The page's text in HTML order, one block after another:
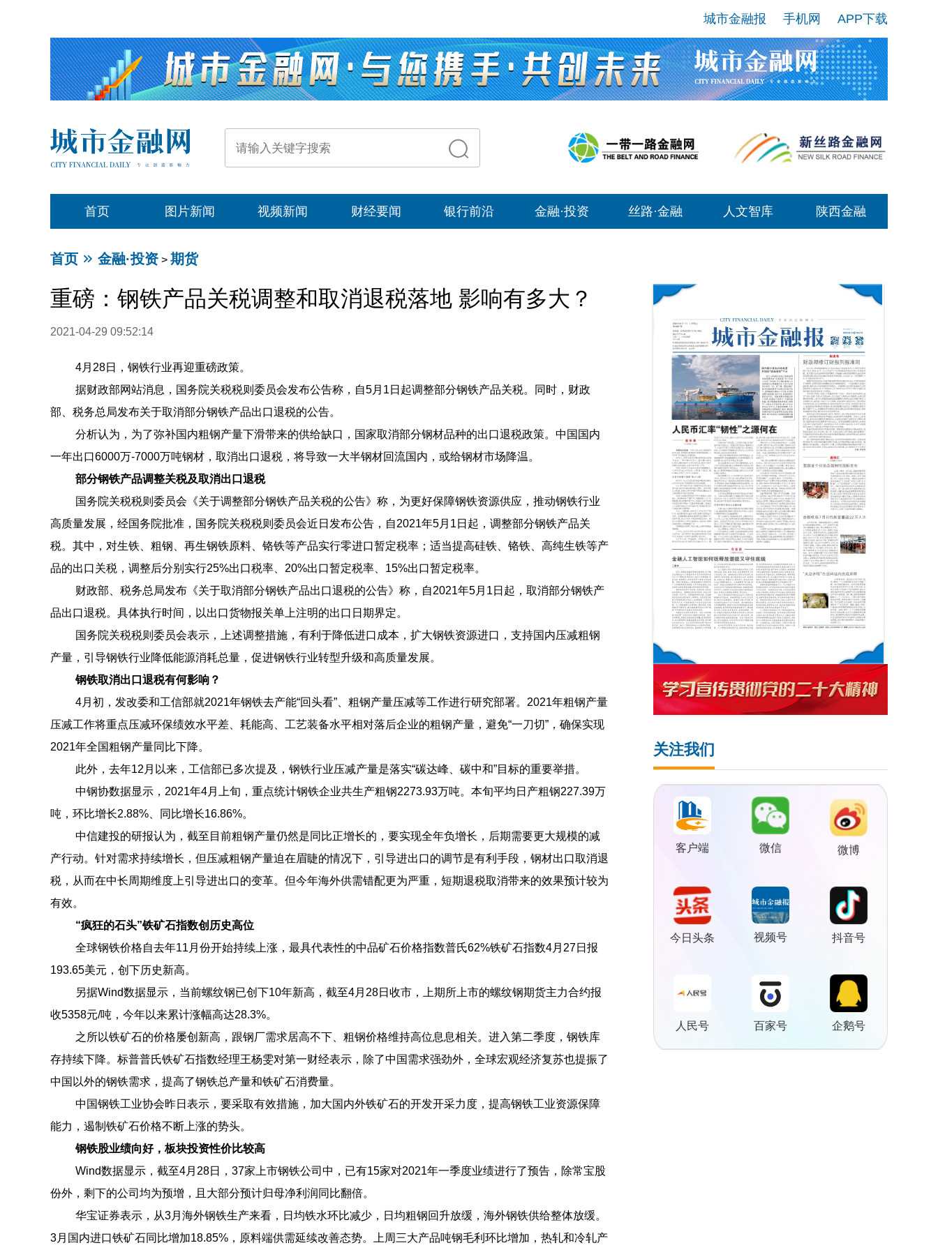
城市金融报 手机网 APP下载
首页 图片新闻 视频新闻 财经要闻 银行前沿 金融·投资 丝路·金融 人文智库 陕西金融
首页 金融·投资 > 期货
重磅：钢铁产品关税调整和取消退税落地 影响有多大？
2021-04-29 09:52:14
4月28日，钢铁行业再迎重磅政策。
据财政部网站消息，国务院关税税则委员会发布公告称，自5月1日起调整部分钢铁产品关税。同时，财政
部、税务总局发布关于取消部分钢铁产品出口退税的公告。
分析认为，为了弥补国内粗钢产量下滑带来的供给缺口，国家取消部分钢材品种的出口退税政策。中国国内
一年出口6000万-7000万吨钢材，取消出口退税，将导致一大半钢材回流国内，或给钢材市场降温。
部分钢铁产品调整关税及取消出口退税
国务院关税税则委员会《关于调整部分钢铁产品关税的公告》称，为更好保障钢铁资源供应，推动钢铁行业
高质量发展，经国务院批准，国务院关税税则委员会近日发布公告，自2021年5月1日起，调整部分钢铁产品关
税。其中，对生铁、粗钢、再生钢铁原料、铬铁等产品实行零进口暂定税率；适当提高硅铁、铬铁、高纯生铁等产
品的出口关税，调整后分别实行25%出口税率、20%出口暂定税率、15%出口暂定税率。
财政部、税务总局发布《关于取消部分钢铁产品出口退税的公告》称，自2021年5月1日起，取消部分钢铁产
品出口退税。具体执行时间，以出口货物报关单上注明的出口日期界定。
国务院关税税则委员会表示，上述调整措施，有利于降低进口成本，扩大钢铁资源进口，支持国内压减粗钢
产量，引导钢铁行业降低能源消耗总量，促进钢铁行业转型升级和高质量发展。
钢铁取消出口退税有何影响？
4月初，发改委和工信部就2021年钢铁去产能“回头看”、粗钢产量压减等工作进行研究部署。2021年粗钢产量
压减工作将重点压减环保绩效水平差、耗能高、工艺装备水平相对落后企业的粗钢产量，避免“一刀切”，确保实现
2021年全国粗钢产量同比下降。
此外，去年12月以来，工信部已多次提及，钢铁行业压减产量是落实“碳达峰、碳中和”目标的重要举措。
中钢协数据显示，2021年4月上旬，重点统计钢铁企业共生产粗钢2273.93万吨。本旬平均日产粗钢227.39万
吨，环比增长2.88%、同比增长16.86%。
中信建投的研报认为，截至目前粗钢产量仍然是同比正增长的，要实现全年负增长，后期需要更大规模的减
产行动。针对需求持续增长，但压减粗钢产量迫在眉睫的情况下，引导进出口的调节是有利手段，钢材出口取消退
税，从而在中长周期维度上引导进出口的变革。但今年海外供需错配更为严重，短期退税取消带来的效果预计较为
有效。
“疯狂的石头”铁矿石指数创历史高位
全球钢铁价格自去年11月份开始持续上涨，最具代表性的中品矿石价格指数普氏62%铁矿石指数4月27日报
193.65美元，创下历史新高。
另据Wind数据显示，当前螺纹钢已创下10年新高，截至4月28日收市，上期所上市的螺纹钢期货主力合约报
收5358元/吨，今年以来累计涨幅高达28.3%。
之所以铁矿石的价格屡创新高，跟钢厂需求居高不下、粗钢价格维持高位息息相关。进入第二季度，钢铁库
存持续下降。标普普氏铁矿石指数经理王杨雯对第一财经表示，除了中国需求强劲外，全球宏观经济复苏也提振了
中国以外的钢铁需求，提高了钢铁总产量和铁矿石消费量。
中国钢铁工业协会昨日表示，要采取有效措施，加大国内外铁矿石的开发开采力度，提高钢铁工业资源保障
能力，遏制铁矿石价格不断上涨的势头。
钢铁股业绩向好，板块投资性价比较高
Wind数据显示，截至4月28日，37家上市钢铁公司中，已有15家对2021年一季度业绩进行了预告，除常宝股
份外，剩下的公司均为预增，且大部分预计归母净利润同比翻倍。
华宝证券表示，从3月海外钢铁生产来看，日均铁水环比减少，日均粗钢回升放缓，海外钢铁供给整体放缓。
3月国内进口铁矿石同比增加18.85%，原料端供需延续改善态势。上周三大产品吨钢毛利环比增加，热轧和冷轧产
关注我们
客户端 微信 微博
今日头条 视频号 抖音号
人民号 百家号 企鹅号